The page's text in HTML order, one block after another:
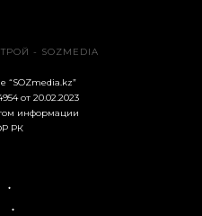
- SOZMEDIA
“SOZmedia.kz”
от 20.02.2023
информации
РК